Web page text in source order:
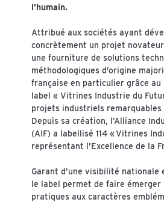
l’humain.
Attribué aux sociétés ayant
concrètement un projet
une fourniture de solutions
méthodologiques d’origine
française en particulier grâce au
label « Vitrines Industrie du
projets industriels
Depuis sa création, l’Alliance
(AIF) a labellisé 114 « Vitrines
représentant l’Excellence de la
Garant d’une visibilité
le label permet de faire émerger
pratiques aux caractères